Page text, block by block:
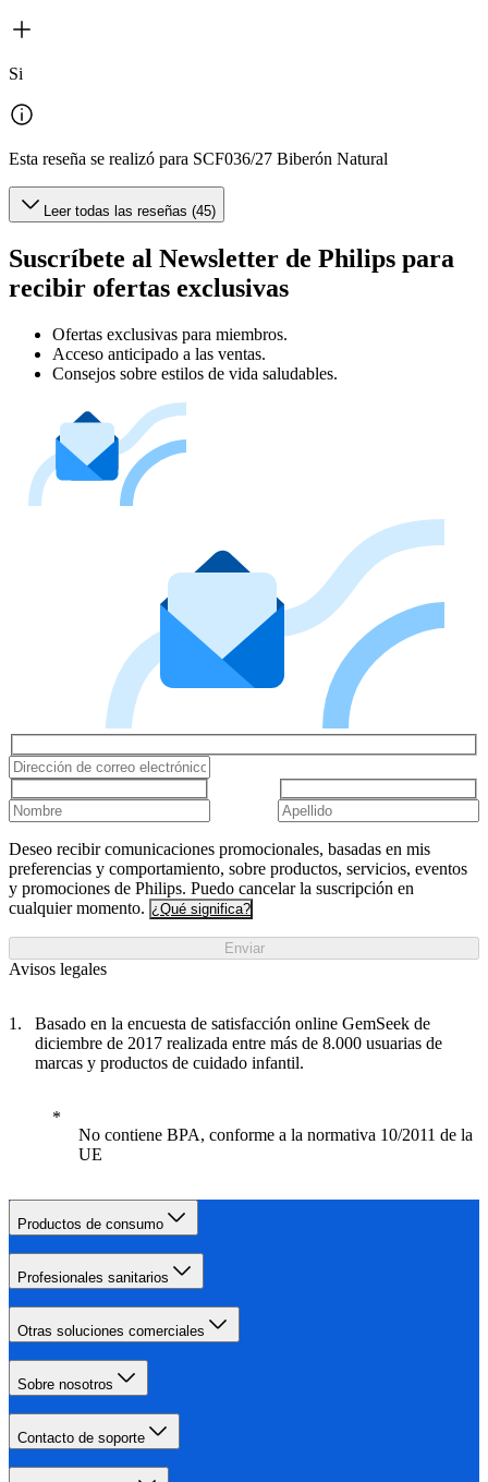
Si
Esta reseña se realizó para SCF036/27 Biberón Natural
Leer todas las reseñas (45)
Suscríbete al Newsletter de Philips para
recibir ofertas exclusivas
Ofertas exclusivas para miembros.
Acceso anticipado a las ventas.
Consejos sobre estilos de vida saludables.
Deseo recibir comunicaciones promocionales, basadas en mis
preferencias y comportamiento, sobre productos, servicios, eventos
y promociones de Philips. Puedo cancelar la suscripción en
cualquier momento. ¿Qué significa?
Enviar
Avisos legales
Basado en la encuesta de satisfacción online GemSeek de
diciembre de 2017 realizada entre más de 8.000 usuarias de
marcas y productos de cuidado infantil.
No contiene BPA, conforme a la normativa 10/2011 de la
UE
Productos de consumo
Profesionales sanitarios
Otras soluciones comerciales
Sobre nosotros
Contacto de soporte